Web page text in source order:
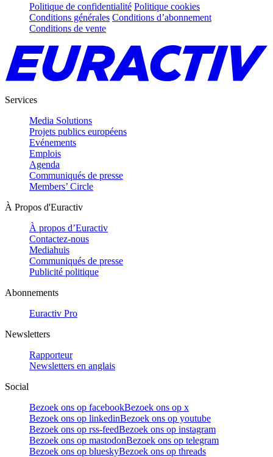
Politique de confidentialité Politique cookies
Conditions générales Conditions d’abonnement
Conditions de vente
Services
Media Solutions
Projets publics européens
Evénements
Emplois
Agenda
Communiqués de presse
Members’ Circle
À Propos d'Euractiv
À propos d’Euractiv
Contactez-nous
Mediahuis
Communiqués de presse
Publicité politique
Abonnements
Euractiv Pro
Newsletters
Rapporteur
Newsletters en anglais
Social
Bezoek ons op facebookBezoek ons op x
Bezoek ons op linkedinBezoek ons op youtube
Bezoek ons op rss-feedBezoek ons op instagram
Bezoek ons op mastodonBezoek ons op telegram
Bezoek ons op blueskyBezoek ons op threads